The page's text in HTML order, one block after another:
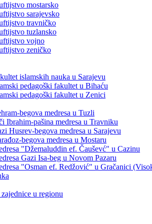
mostarsko
sarajevsko
travničko
tuzlansko
vojno
zeničko
islamskih nauka u Sarajevu
pedagoški fakultet u Bihaću
pedagoški fakultet u Zenici
begova medresa u Tuzli
Ibrahim-pašina medresa u Travniku
Husrev-begova medresa u Sarajevu
begova medresa u Mostaru
"Džemaluddin ef. Čauševć" u Cazinu
Gazi Isa-beg u Novom Pazaru
"Osman ef. Redžović" u Gračanici
u regionu